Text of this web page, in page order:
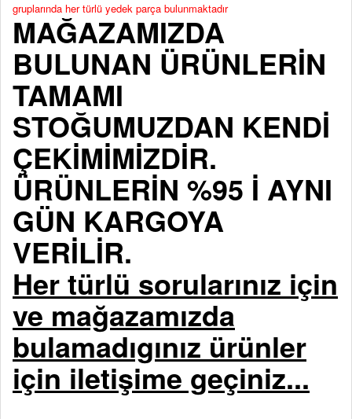
gruplarında her türlü yedek parça bulunmaktadır
MAĞAZAMIZDA
BULUNAN ÜRÜNLERİN
TAMAMI
STOĞUMUZDAN KENDİ
ÇEKİMİMİZDİR.
ÜRÜNLERİN %95 İ AYNI
GÜN KARGOYA
VERİLİR.
Her türlü sorularınız için
ve mağazamızda
bulamadıgınız ürünler
için iletişime geçiniz...